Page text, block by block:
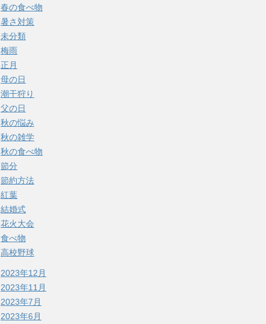
春の食べ物
暑さ対策
未分類
梅雨
正月
母の日
潮干狩り
父の日
秋の悩み
秋の雑学
秋の食べ物
節分
節約方法
紅葉
結婚式
花火大会
食べ物
高校野球
2023年12月
2023年11月
2023年7月
2023年6月